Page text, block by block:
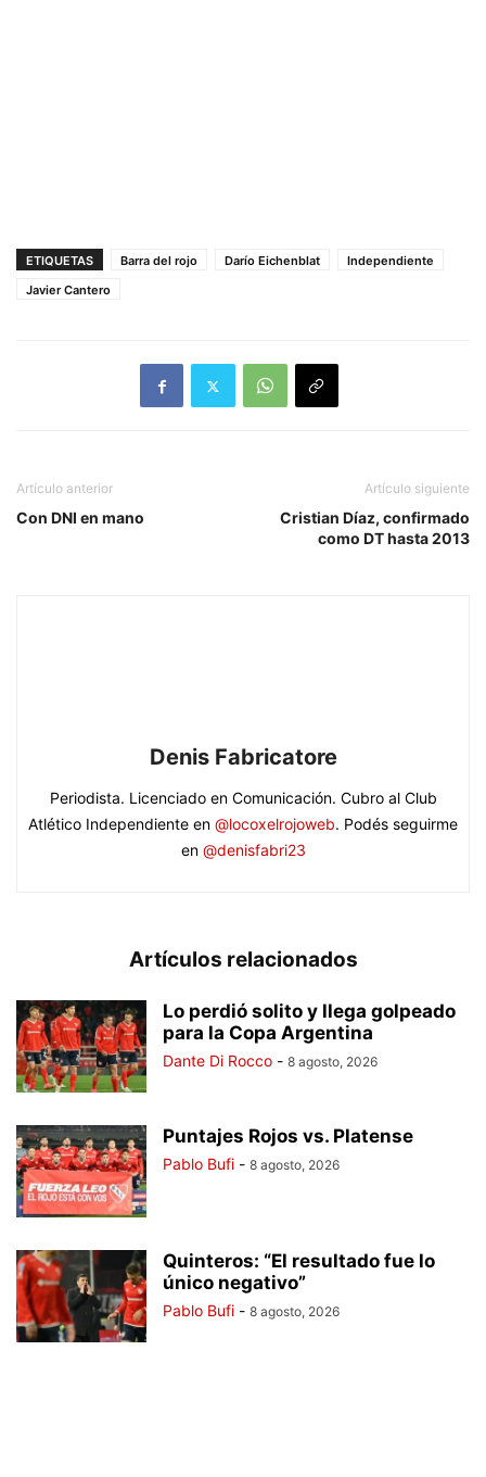
ETIQUETAS Barra del rojo Darío Eichenblat
Independiente
Javier Cantero
Artículo anterior
Con DNI en mano
Artículo siguiente
Cristian Díaz, confirmado
como DT hasta 2013
Denis Fabricatore
Periodista. Licenciado en Comunicación. Cubro al Club
Atlético Independiente en @locoxelrojoweb. Podés seguirme
en @denisfabri23
Artículos relacionados
Lo perdió solito y llega golpeado
para la Copa Argentina
Dante Di Rocco - 8 agosto, 2026
Puntajes Rojos vs. Platense
Pablo Bufi - 8 agosto, 2026
Quinteros: “El resultado fue lo
único negativo”
Pablo Bufi - 8 agosto, 2026